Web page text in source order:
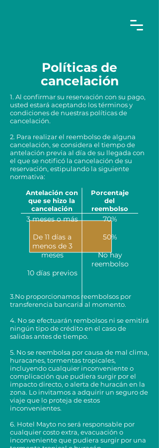
Políticas de
cancelación
1. Al confirmar su reservación con su pago,
usted estará aceptando los términos y
condiciones de nuestras políticas de
cancelación.
2. Para realizar el reembolso de alguna
cancelación, se considera el tiempo de
antelación previa al día de su llegada con
el que se notificó la cancelación de su
reservación, estipulando la siguiente
normativa:
3.No proporcionamos reembolsos por
transferencia bancaria al momento.
4. No se efectuarán rembolsos ni se emitirá
ningún tipo de crédito en el caso de
salidas antes de tiempo.
5. No se reembolsa por causa de mal clima,
huracanes, tormentas tropicales,
incluyendo cualquier inconveniente o
complicación que pudiera surgir por el
impacto directo, o alerta de huracán en la
zona. Lo invitamos a adquirir un seguro de
viaje que lo proteja de estos
inconvenientes.
6. Hotel Mayto no será responsable por
cualquier costo extra, evacuación o
inconveniente que pudiera surgir por una
Antelación con
que se hizo la
cancelación
Porcentaje
del
reembolso
3 meses o más
De 11 días a
menos de 3
meses
10 días previos
70%
50%
No hay
reembolso